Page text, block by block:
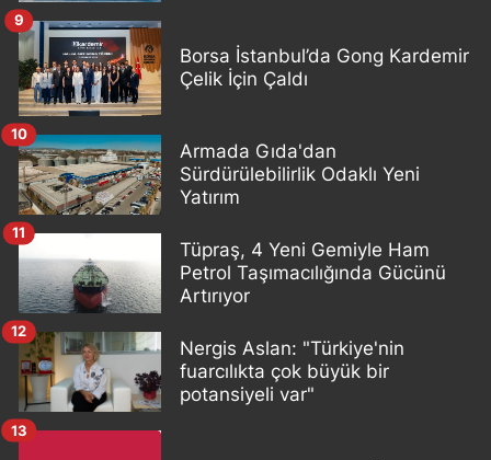
Borsa İstanbul’da Gong Kardemir
Çelik İçin Çaldı
9
Armada Gıda'dan
Sürdürülebilirlik Odaklı Yeni
Yatırım
10
Tüpraş, 4 Yeni Gemiyle Ham
Petrol Taşımacılığında Gücünü
Artırıyor
11
Nergis Aslan: "Türkiye'nin
fuarcılıkta çok büyük bir
potansiyeli var"
12
13